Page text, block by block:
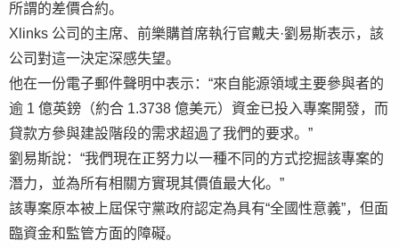
所謂的差價合約。
Xlinks 公司的主席、前樂購首席執行官戴夫·劉易斯表示，該
公司對這一決定深感失望。
他在一份電子郵件聲明中表示：“來自能源領域主要參與者的
逾 1 億英鎊（約合 1.3738 億美元）資金已投入專案開發，而
貸款方參與建設階段的需求超過了我們的要求。”
劉易斯說：“我們現在正努力以一種不同的方式挖掘該專案的
潛力，並為所有相關方實現其價值最大化。”
該專案原本被上屆保守黨政府認定為具有“全國性意義”，但面
臨資金和監管方面的障礙。